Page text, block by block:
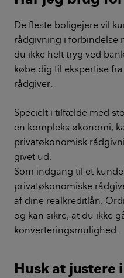
De fleste boligejere vil
rådgivning i forbindelse
du ikke helt tryg ved
købe dig til ekspertise
rådgiver.
Specielt i tilfælde med
en kompleks økonomi,
privatøkonomisk
givet ud.
Som indgang til et
privatøkonomiske
af dine realkreditlån.
og kan sikre, at du ikke
konverteringsmulighed.
Husk at justere i